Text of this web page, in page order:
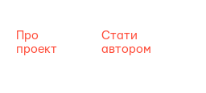
Про
проект
Стати
автором